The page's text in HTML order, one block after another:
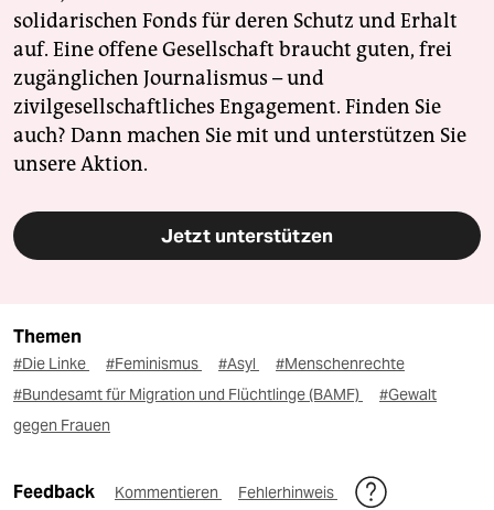
solidarischen Fonds für deren Schutz und Erhalt
auf. Eine offene Gesellschaft braucht guten, frei
zugänglichen Journalismus – und
zivilgesellschaftliches Engagement. Finden Sie
auch? Dann machen Sie mit und unterstützen Sie
unsere Aktion.
Jetzt unterstützen
Themen
#Die Linke #Feminismus #Asyl
#Menschenrechte
#Bundesamt für Migration und Flüchtlinge (BAMF)
#Gewalt
gegen Frauen
Feedback Kommentieren Fehlerhinweis